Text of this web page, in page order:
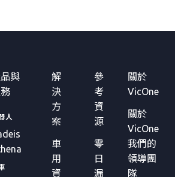
與
人
解
決
方
案
車
用
資
參
考
資
源
零
日
漏
關於
VicOne
關於
VicOne
我們的
領導團
隊